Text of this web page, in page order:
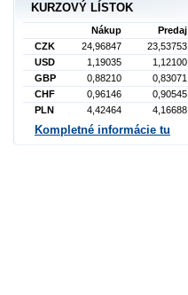
KURZOVÝ LÍSTOK
Nákup
Predaj
CZK
24,96847
23,53753
USD
1,19035
1,12100
GBP
0,88210
0,83071
CHF
0,96146
0,90545
PLN
4,42464 4,16688
Kompletné informácie tu